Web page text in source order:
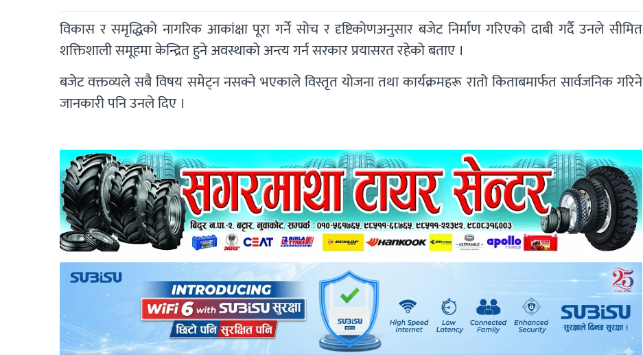
विकास र समृद्धिको नागरिक आकांक्षा पूरा गर्ने सोच र दृष्टिकोणअनुसार बजेट निर्माण गरिएको दाबी गर्दै उनले सीमित
शक्तिशाली समूहमा केन्द्रित हुने अवस्थाको अन्त्य गर्न सरकार प्रयासरत रहेको बताए ।
बजेट वक्तव्यले सबै विषय समेट्न नसक्ने भएकाले विस्तृत योजना तथा कार्यक्रमहरू रातो किताबमार्फत सार्वजनिक गरिने
जानकारी पनि उनले दिए ।